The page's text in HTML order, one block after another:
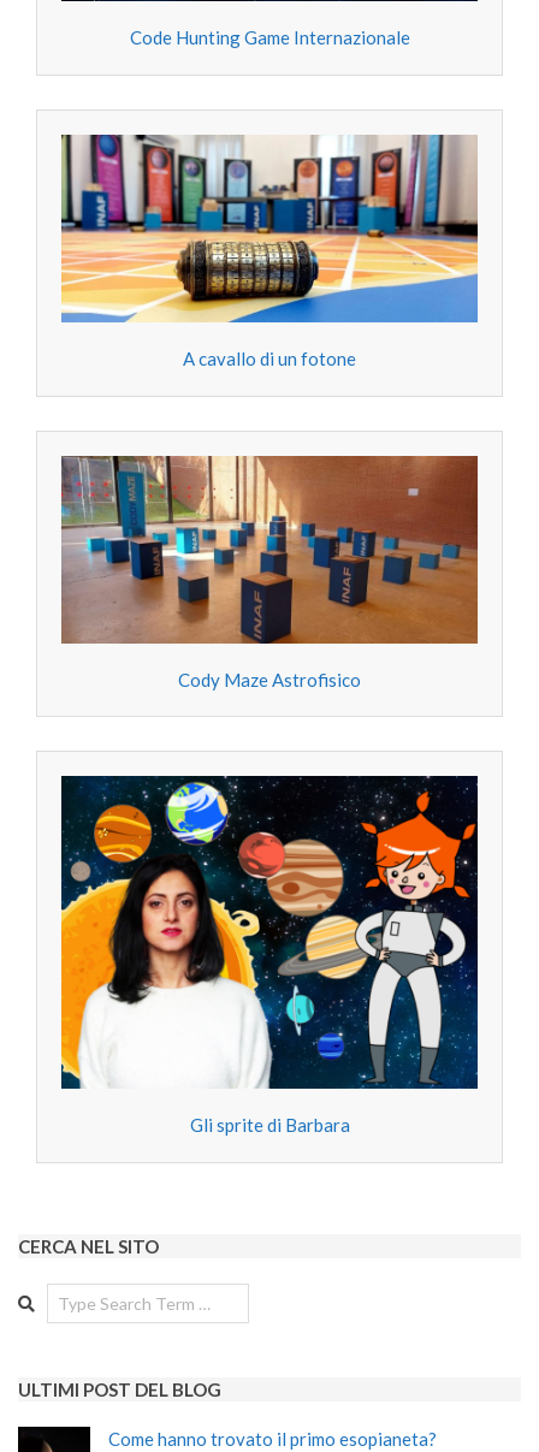
Code Hunting Game Internazionale
A cavallo di un fotone
Cody Maze Astrofisico
Gli sprite di Barbara
CERCA NEL SITO
Search
ULTIMI POST DEL BLOG
Come hanno trovato il primo esopianeta?